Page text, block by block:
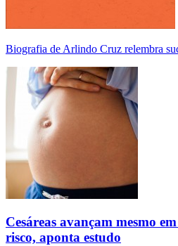
Biografia de Arlindo Cruz relembra
Cesáreas avançam mesmo
risco, aponta estudo